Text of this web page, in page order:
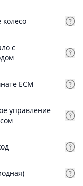
с
ECM
управление